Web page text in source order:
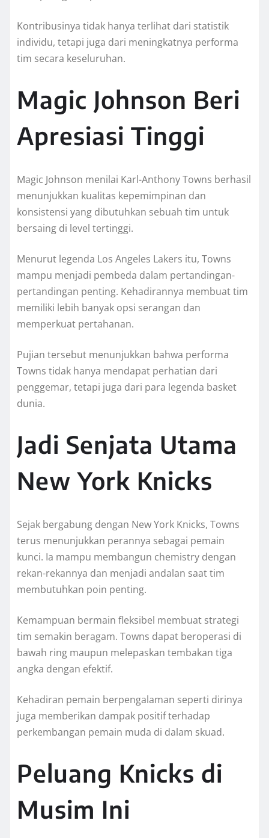
Kontribusinya tidak hanya terlihat dari statistik
individu, tetapi juga dari meningkatnya performa
tim secara keseluruhan.
Magic Johnson Beri
Apresiasi Tinggi
Magic Johnson menilai Karl-Anthony Towns berhasil
menunjukkan kualitas kepemimpinan dan
konsistensi yang dibutuhkan sebuah tim untuk
bersaing di level tertinggi.
Menurut legenda Los Angeles Lakers itu, Towns
mampu menjadi pembeda dalam pertandingan-
pertandingan penting. Kehadirannya membuat tim
memiliki lebih banyak opsi serangan dan
memperkuat pertahanan.
Pujian tersebut menunjukkan bahwa performa
Towns tidak hanya mendapat perhatian dari
penggemar, tetapi juga dari para legenda basket
dunia.
Jadi Senjata Utama
New York Knicks
Sejak bergabung dengan New York Knicks, Towns
terus menunjukkan perannya sebagai pemain
kunci. Ia mampu membangun chemistry dengan
rekan-rekannya dan menjadi andalan saat tim
membutuhkan poin penting.
Kemampuan bermain fleksibel membuat strategi
tim semakin beragam. Towns dapat beroperasi di
bawah ring maupun melepaskan tembakan tiga
angka dengan efektif.
Kehadiran pemain berpengalaman seperti dirinya
juga memberikan dampak positif terhadap
perkembangan pemain muda di dalam skuad.
Peluang Knicks di
Musim Ini